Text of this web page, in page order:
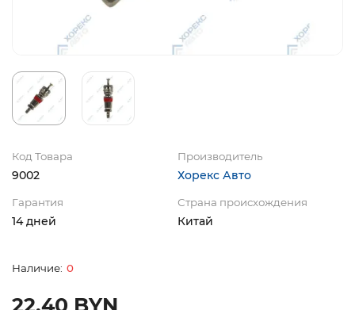
Код Товара
9002
Производитель
Хорекс Авто
Гарантия
14 дней
Страна происхождения
Китай
0
22.40 BYN